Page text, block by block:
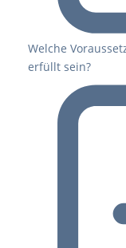
Welche
erfüllt sein?